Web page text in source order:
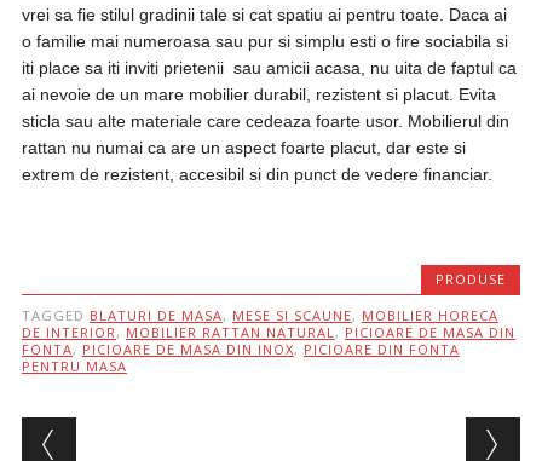
vrei sa fie stilul gradinii tale si cat spatiu ai pentru toate. Daca ai
o familie mai numeroasa sau pur si simplu esti o fire sociabila si
iti place sa iti inviti prietenii sau amicii acasa, nu uita de faptul ca
ai nevoie de un mare mobilier durabil, rezistent si placut. Evita
sticla sau alte materiale care cedeaza foarte usor. Mobilierul din
rattan nu numai ca are un aspect foarte placut, dar este si
extrem de rezistent, accesibil si din punct de vedere financiar.
PRODUSE
TAGGED BLATURI DE MASA, MESE SI SCAUNE, MOBILIER HORECA
DE INTERIOR, MOBILIER RATTAN NATURAL, PICIOARE DE MASA DIN
FONTA, PICIOARE DE MASA DIN INOX, PICIOARE DIN FONTA
PENTRU MASA
Post navigation